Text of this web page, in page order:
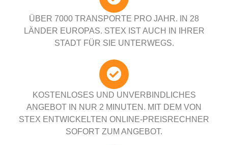
ÜBER 7000 TRANSPORTE PRO JAHR. IN 28
LÄNDER EUROPAS. STEX IST AUCH IN IHRER
STADT FÜR SIE UNTERWEGS.
KOSTENLOSES UND UNVERBINDLICHES
ANGEBOT IN NUR 2 MINUTEN. MIT DEM VON
STEX ENTWICKELTEN ONLINE-PREISRECHNER
SOFORT ZUM ANGEBOT.